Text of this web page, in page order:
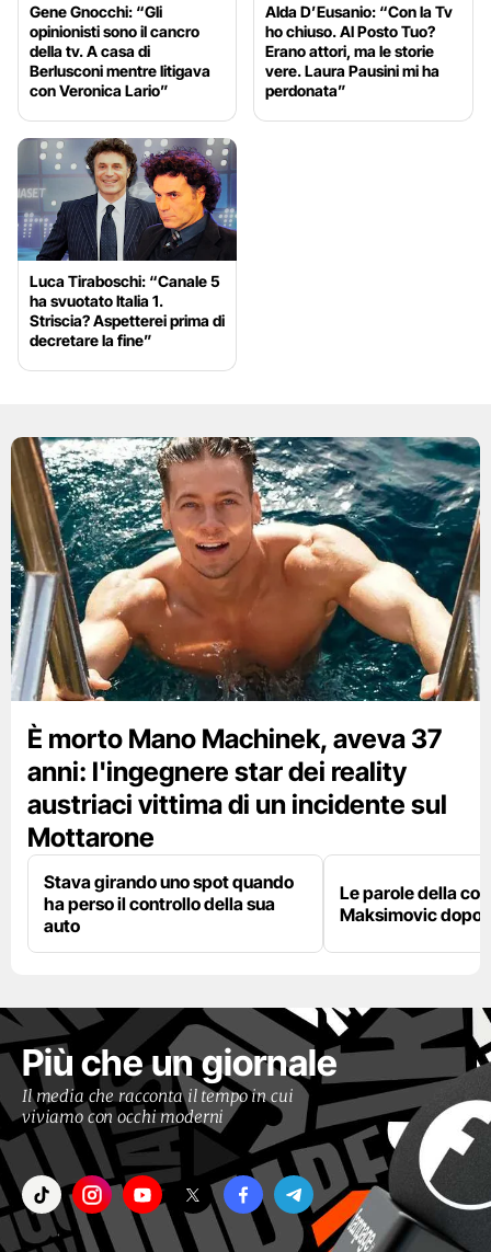
Gene Gnocchi: “Gli
opinionisti sono il cancro
della tv. A casa di
Berlusconi mentre litigava
con Veronica Lario”
Alda D’Eusanio: “Con la Tv
ho chiuso. Al Posto Tuo?
Erano attori, ma le storie
vere. Laura Pausini mi ha
perdonata”
Luca Tiraboschi: “Canale 5
ha svuotato Italia 1.
Striscia? Aspetterei prima di
decretare la fine”
È morto Mano Machinek, aveva 37
anni: l'ingegnere star dei reality
austriaci vittima di un incidente sul
Mottarone
Stava girando uno spot quando
ha perso il controllo della sua
auto
Le parole della
Maksimovic dopo
Più che un giornale
Il media che racconta il tempo in cui
viviamo con occhi moderni